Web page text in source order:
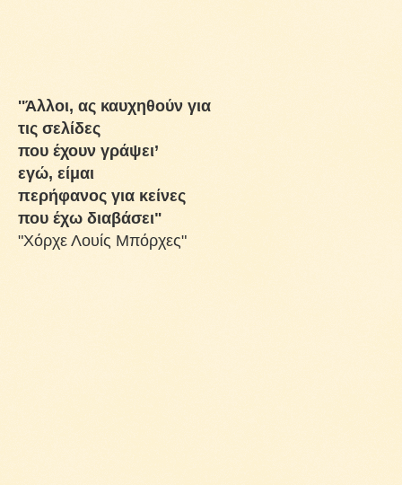
''Άλλοι, ας καυχηθούν για
τις σελίδες
που έχουν γράψει’
εγώ, είμαι
περήφανος για κείνες
που έχω διαβάσει"
"Χόρχε Λουίς Μπόρχες"